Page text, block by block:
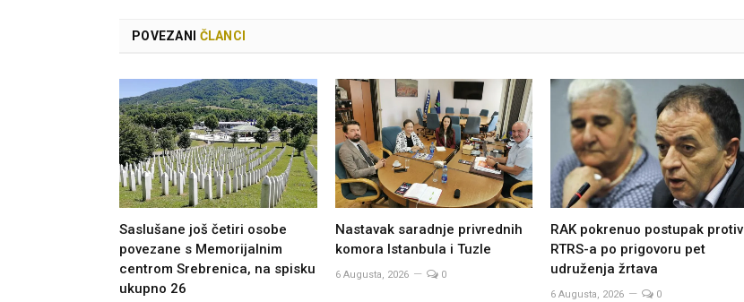
POVEZANI ČLANCI
Saslušane još četiri osobe
povezane s Memorijalnim
centrom Srebrenica, na spisku
ukupno 26
Nastavak saradnje privrednih
komora Istanbula i Tuzle
6 Augusta, 2026 0
RAK pokrenuo postupak protiv
RTRS-a po prigovoru pet
udruženja žrtava
6 Augusta, 2026 0